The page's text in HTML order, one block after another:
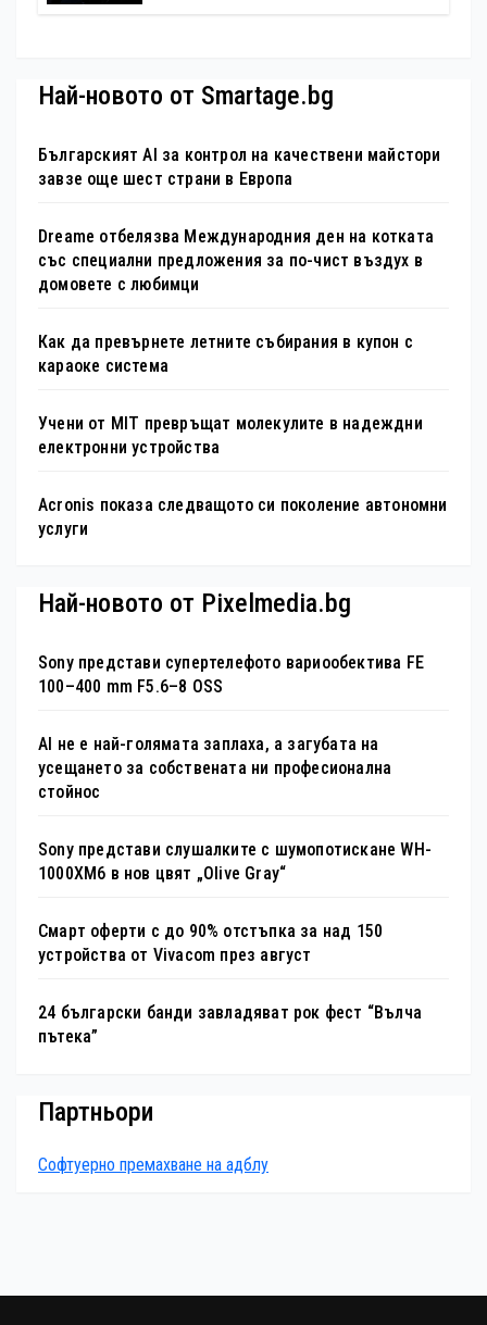
Най-новото от Smartage.bg
Българският AI за контрол на качествени майстори
завзе още шест страни в Европа
Dreame отбелязва Международния ден на котката
със специални предложения за по-чист въздух в
домовете с любимци
Как да превърнете летните събирания в купон с
караоке система
Учени от MIT превръщат молекулите в надеждни
електронни устройства
Acronis показа следващото си поколение автономни
услуги
Най-новото от Pixelmedia.bg
Sony представи супертелефото вариообектива FE
100–400 mm F5.6–8 OSS
AI не е най-голямата заплаха, а загубата на
усещането за собствената ни професионална
стойнос
Sony представи слушалките с шумопотискане WH-
1000XM6 в нов цвят „Olive Gray“
Смарт оферти с до 90% отстъпка за над 150
устройства от Vivacom през август
24 български банди завладяват рок фест “Вълча
пътека”
Партньори
Софтуерно премахване на адблу